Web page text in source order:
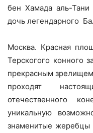
бен Хамада аль-
дочь легендарного
Москва. Красная
Терскогого конного
прекрасным
проходят
отечественного
уникальную
знаменитые